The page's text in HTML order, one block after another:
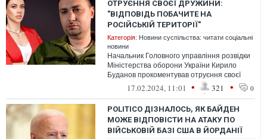
ОТРУЄННЯ СВОЄЇ ДРУЖИНИ:
"ВІДПОВІДЬ ПОБАЧИТЕ НА
РОСІЙСЬКІЙ ТЕРИТОРІЇ"
Категорія: Новини суспільства: читати соціальні
новини
Начальник Головного управління розвідки
Міністерства оборони України Кирило
Буданов прокоментував отруєння своєї
дружини Маріанни, про яке стало відом...
17.02.2024, 11:01 • 321 • 0
POLITICO ДІЗНАЛОСЬ, ЯК БАЙДЕН
МОЖЕ ВІДПОВІСТИ НА АТАКУ ПО
ВІЙСЬКОВІЙ БАЗІ США В ЙОРДАНІЇ